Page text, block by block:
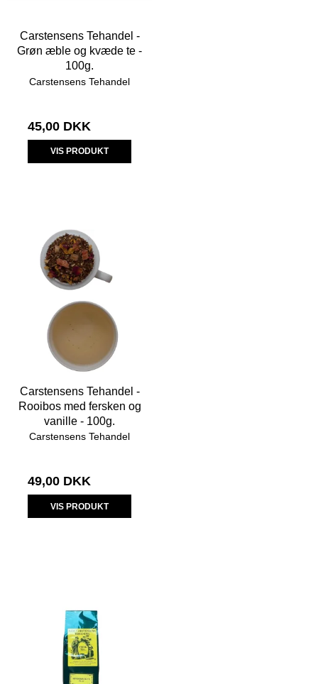
Carstensens Tehandel -
Grøn æble og kvæde te -
100g.
Carstensens Tehandel
45,00 DKK
VIS PRODUKT
Carstensens Tehandel -
Rooibos med fersken og
vanille - 100g.
Carstensens Tehandel
49,00 DKK
VIS PRODUKT